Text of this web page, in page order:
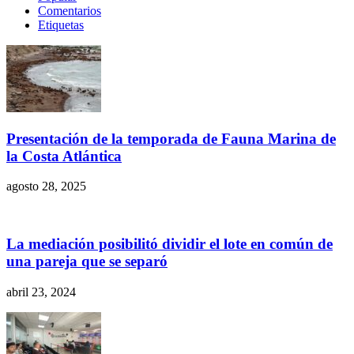
Comentarios
Etiquetas
Presentación de la temporada de Fauna Marina de
la Costa Atlántica
agosto 28, 2025
La mediación posibilitó dividir el lote en común de
una pareja que se separó
abril 23, 2024